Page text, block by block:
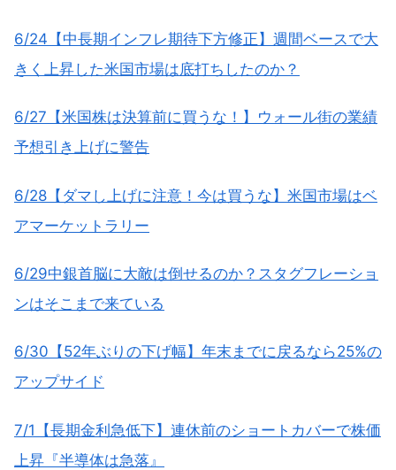
6/24【中長期インフレ期待下方修正】週間ベースで大
きく上昇した米国市場は底打ちしたのか？
6/27【米国株は決算前に買うな！】ウォール街の業績
予想引き上げに警告
6/28【ダマし上げに注意！今は買うな】米国市場はベ
アマーケットラリー
6/29中銀首脳に大敵は倒せるのか？スタグフレーショ
ンはそこまで来ている
6/30【52年ぶりの下げ幅】年末までに戻るなら25%の
アップサイド
7/1【長期金利急低下】連休前のショートカバーで株価
上昇『半導体は急落』